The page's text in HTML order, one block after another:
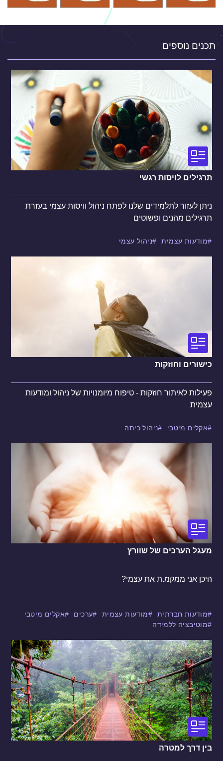
תכנים נוספים
תרגילים לויסות רגשי
ניתן לעזור לתלמידים שלנו לפתח ניהול וויסות עצמי בעזרת
תרגילים מהנים ופשוטים
מודעות עצמית ניהול עצמי
כישורים וחוזקות
פעילות לאיתור חוזקות - טיפוח מיומנויות של ניהול ומודעות
עצמית
אקלים מיטבי ניהול כיתה
מעגל הערכים של שוורץ
היכן אני ממקמ.ת את עצמי?
מודעות חברתית מודעות עצמית ערכים
אקלים מיטבי
מוטיבציה ללמידה
בין דרך למטרה